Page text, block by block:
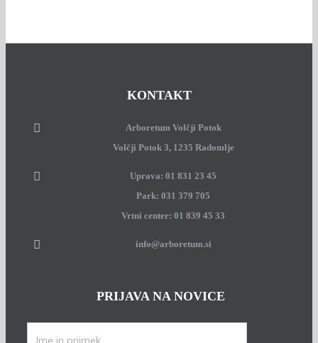
KONTAKT
Arboretum Volčji Potok
Volčji Potok 3, 1235 Radomlje
Uprava: 01 831 23 45
Park: 031 379 705
Vrtni center: 01 839 45 33
info@arboretum.si
PRIJAVA NA NOVICE